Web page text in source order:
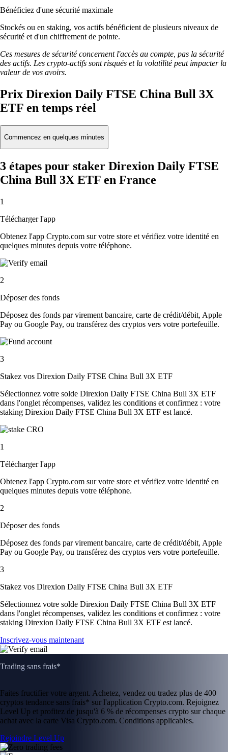
Bénéficiez d'une sécurité maximale
Stockés ou en staking, vos actifs bénéficient de plusieurs niveaux de
sécurité et d'un chiffrement de pointe.
Ces mesures de sécurité concernent l'accès au compte, pas la sécurité
des actifs. Les crypto-actifs sont risqués et la volatilité peut impacter la
valeur de vos avoirs.
Prix Direxion Daily FTSE China Bull 3X
ETF en temps réel
Commencez en quelques minutes
3 étapes pour staker Direxion Daily FTSE
China Bull 3X ETF en France
1
Télécharger l'app
Obtenez l'app Crypto.com sur votre store et vérifiez votre identité en
quelques minutes depuis votre téléphone.
2
Déposer des fonds
Déposez des fonds par virement bancaire, carte de crédit/débit, Apple
Pay ou Google Pay, ou transférez des cryptos vers votre portefeuille.
3
Stakez vos Direxion Daily FTSE China Bull 3X ETF
Sélectionnez votre solde Direxion Daily FTSE China Bull 3X ETF
dans l'onglet récompenses, validez les conditions et confirmez : votre
staking Direxion Daily FTSE China Bull 3X ETF est lancé.
1
Télécharger l'app
Obtenez l'app Crypto.com sur votre store et vérifiez votre identité en
quelques minutes depuis votre téléphone.
2
Déposer des fonds
Déposez des fonds par virement bancaire, carte de crédit/débit, Apple
Pay ou Google Pay, ou transférez des cryptos vers votre portefeuille.
3
Stakez vos Direxion Daily FTSE China Bull 3X ETF
Sélectionnez votre solde Direxion Daily FTSE China Bull 3X ETF
dans l'onglet récompenses, validez les conditions et confirmez : votre
staking Direxion Daily FTSE China Bull 3X ETF est lancé.
Inscrivez-vous maintenant
Trading sans frais*
Faites fructifier votre argent. Achetez, vendez ou tradez plus de 400
cryptos tendance sans frais* sur l'application Crypto.com. Rejoignez
Level Up et profitez de jusqu'à 6 % de récompenses crypto sur chaque
achat avec la carte Visa Crypto.com. Conditions applicables.
Rejoindre Level Up